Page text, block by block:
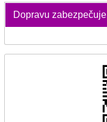
Dopravu zabezpečuje